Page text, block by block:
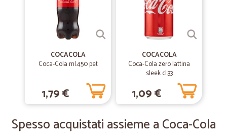
—Rosaria S.
Primo ordine, consegna velocissima e con corriere
qualificato e ben imballato
27/02/2019
Claudia D.
Servizio impeccabile
imballati.
COCACOLA
Coca-Cola ml.450 pet
1,79 €
COCACOLA
Coca-Cola zero lattina
sleek cl.33
1,09 €
Spesso acquistati assieme a Coca-Cola